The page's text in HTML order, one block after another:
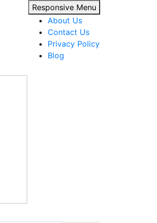
Responsive Menu
About Us
Contact Us
Privacy Policy
Blog